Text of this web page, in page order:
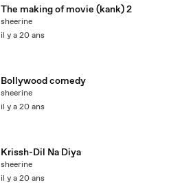
The making of movie (kank) 2
sheerine
il y a 20 ans
Bollywood comedy
sheerine
il y a 20 ans
Krissh-Dil Na Diya
sheerine
il y a 20 ans